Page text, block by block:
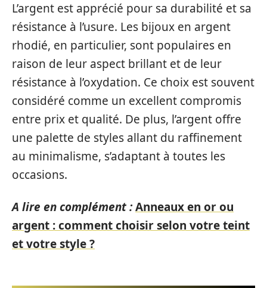
L’argent est apprécié pour sa durabilité et sa
résistance à l’usure. Les bijoux en argent
rhodié, en particulier, sont populaires en
raison de leur aspect brillant et de leur
résistance à l’oxydation. Ce choix est souvent
considéré comme un excellent compromis
entre prix et qualité. De plus, l’argent offre
une palette de styles allant du raffinement
au minimalisme, s’adaptant à toutes les
occasions.
A lire en complément :Anneaux en or ou
argent : comment choisir selon votre teint
et votre style ?